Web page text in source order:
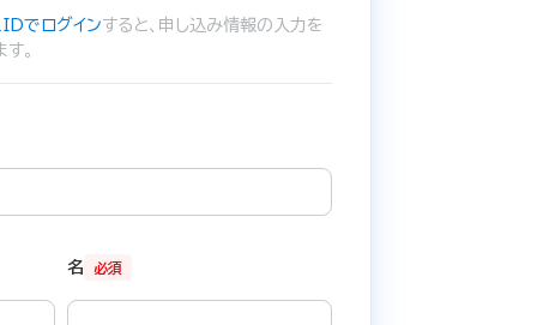
でログインすると、申し込み情報の入力を
。
必須
名